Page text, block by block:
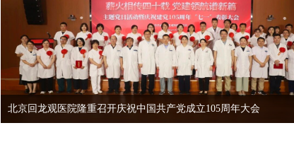
北京回龙观医院隆重召开庆祝中国共产党成立105周年大会